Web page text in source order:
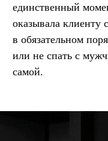
единственный
оказывала клиенту
в обязательном
или не спать с
самой.